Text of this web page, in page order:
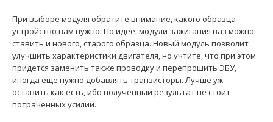
При выборе модуля обратите внимание, какого образца
устройство вам нужно. По идее, модули зажигания ваз можно
ставить и нового, старого образца. Новый модуль позволит
улучшить характеристики двигателя, но учтите, что при этом
придется заменить также проводку и перепрошить ЭБУ,
иногда еще нужно добавлять транзисторы. Лучше уж
оставить как есть, ибо полученный результат не стоит
потраченных усилий.